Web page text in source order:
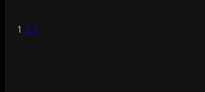
1 2 3